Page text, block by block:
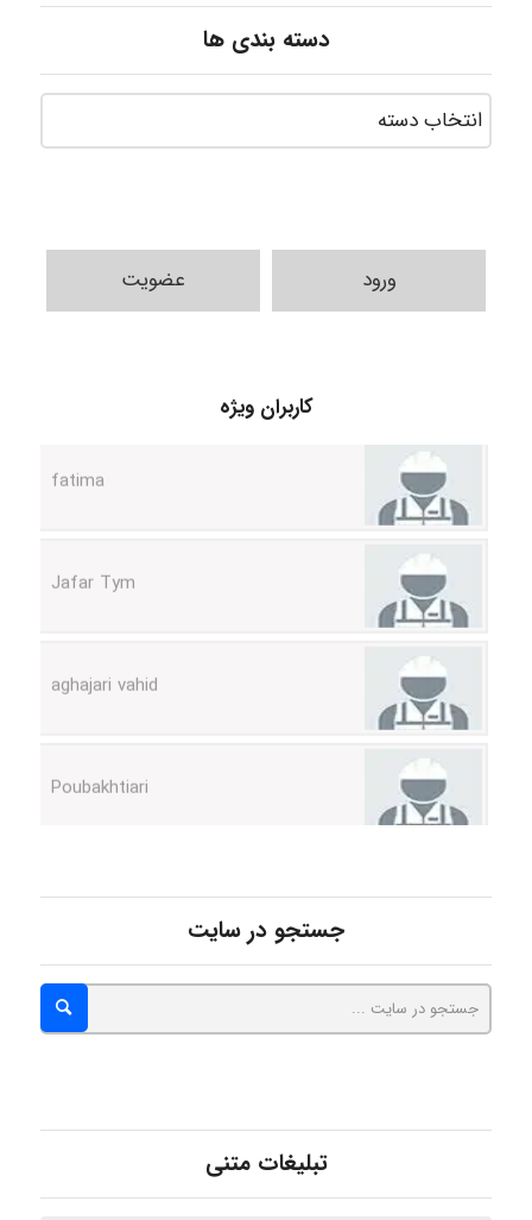
دسته بندی ها
ورود عضویت
کاربران ویژه
A.balandeh
Jafar Tym
aghajari vahid
Poubakhtiari
Alirez0990
hosein abdolvand
Kati
ehtesham
جستجو در سایت
تبلیغات متنی